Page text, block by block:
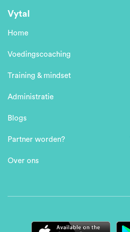
Vytal
Home
Voedingscoaching
Training & mindset
Administratie
Blogs
Partner worden?
Over ons